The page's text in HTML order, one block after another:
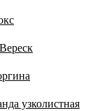
Вереск
узколистная